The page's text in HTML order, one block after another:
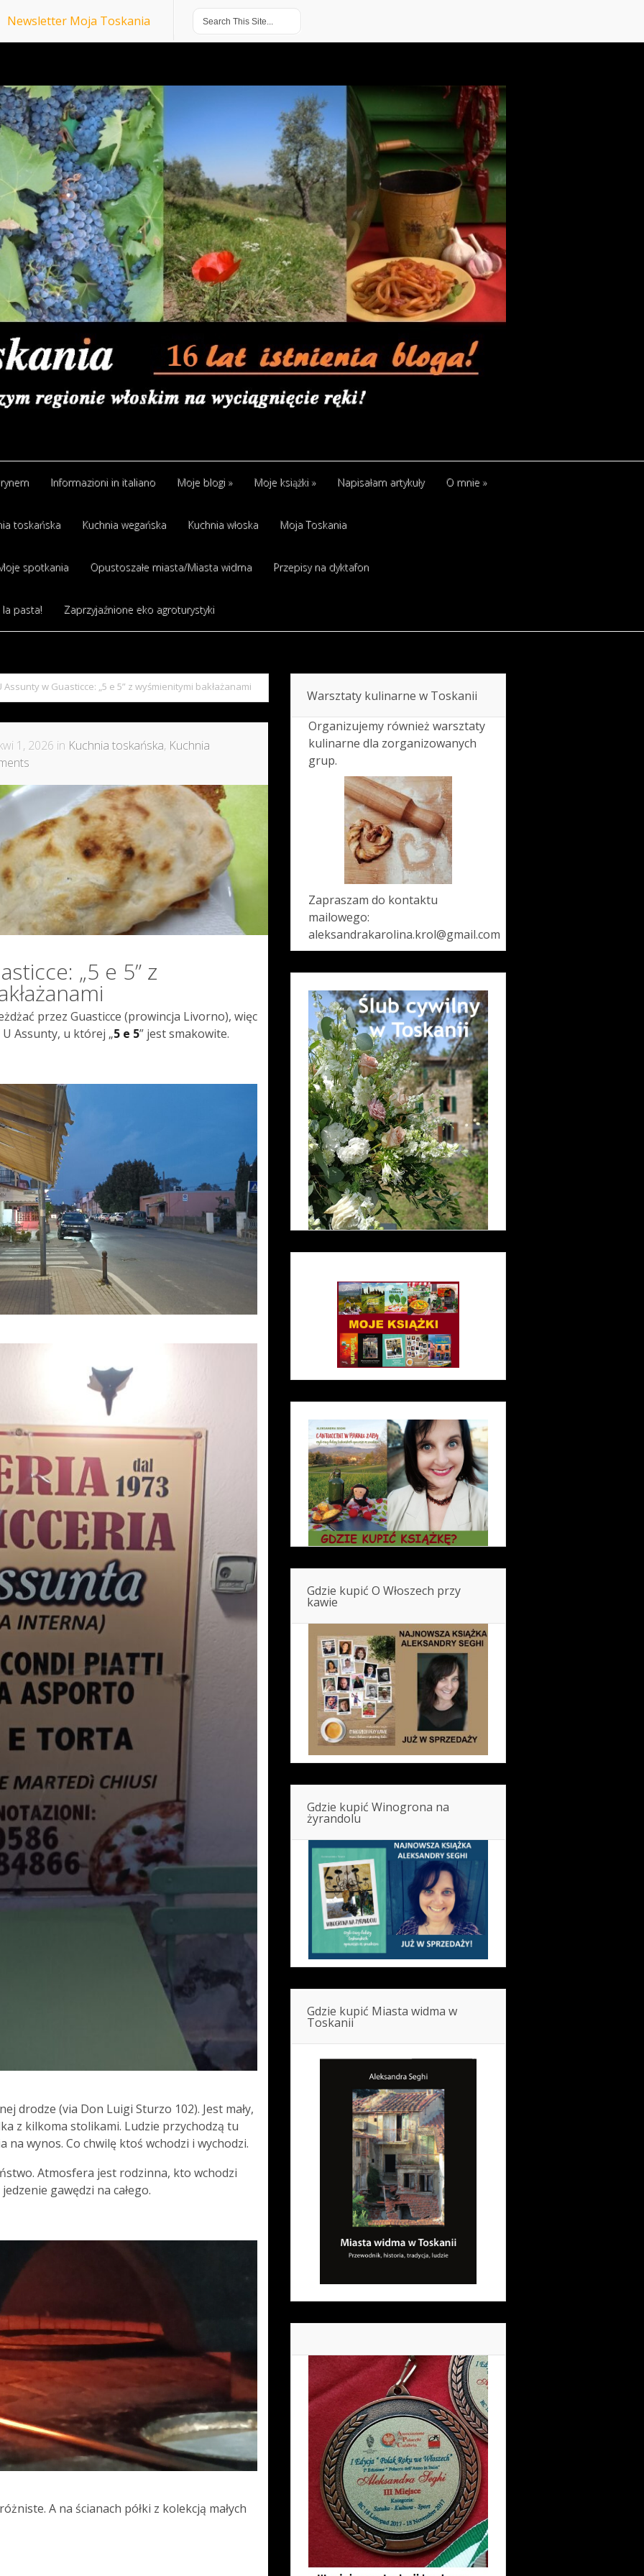
Newsletter Moja Toskania
Informazioni in italiano Moje blogi » Moje książki » Napisałam artykuły O mnie »
toskańska Kuchnia wegańska Kuchnia włoska Moja Toskania
spotkania Opustoszałe miasta/Miasta widma Przepisy na dyktafon
la pasta! Zaprzyjaźnione eko agroturystyki
Assunty w Guasticce: „5 e 5” z wyśmienitymi bakłażanami
1, 2026 in Kuchnia toskańska, Kuchnia
„5 e 5” z
przez Guasticce (prowincja Livorno), więc
Assunty, u której „5 e 5” jest smakowite.
drodze (via Don Luigi Sturzo 102). Jest mały,
z kilkoma stolikami. Ludzie przychodzą tu
na wynos. Co chwilę ktoś wchodzi i wychodzi.
Atmosfera jest rodzinna, kto wchodzi
gawędzi na całego.
A na ścianach półki z kolekcją małych
Warsztaty kulinarne w Toskanii
Organizujemy również warsztaty
kulinarne dla zorganizowanych
grup.
Zapraszam do kontaktu
mailowego:
aleksandrakarolina.krol@gmail.com
Gdzie kupić O Włoszech przy
kawie
Gdzie kupić Winogrona na
żyrandolu
Gdzie kupić Miasta widma w
Toskanii